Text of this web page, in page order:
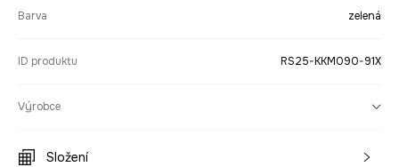
Barva zelená
ID produktu RS25-KKM090-91X
Výrobce
Složení